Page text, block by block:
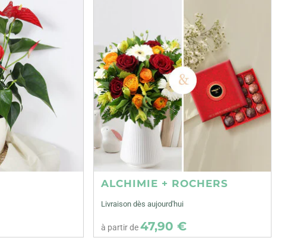
ALCHIMIE + ROCHERS
Livraison dès aujourd'hui
à partir de47,90 €